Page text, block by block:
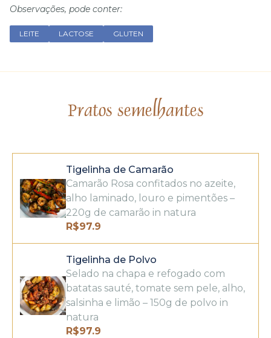
Observações, pode conter:
LEITE LACTOSE GLUTEN
Pratos semelhantes
Tigelinha de Camarão
Camarão Rosa confitados no azeite,
alho laminado, louro e pimentões –
220g de camarão in natura
R$97.9
Tigelinha de Polvo
Selado na chapa e refogado com
batatas sauté, tomate sem pele, alho,
salsinha e limão – 150g de polvo in
natura
R$97.9